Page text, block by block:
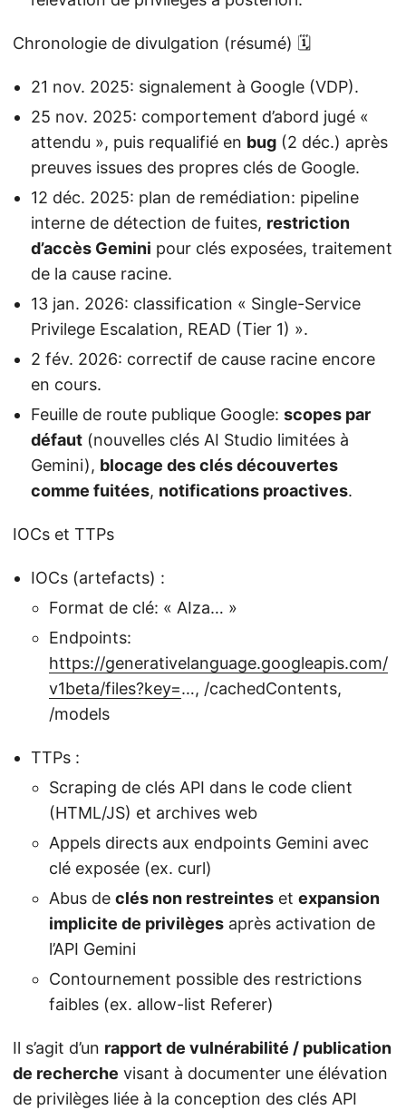
Chronologie de divulgation (résumé) 🗓️
21 nov. 2025: signalement à Google (VDP).
25 nov. 2025: comportement d’abord jugé «
attendu », puis requalifié en bug (2 déc.) après
preuves issues des propres clés de Google.
12 déc. 2025: plan de remédiation: pipeline
interne de détection de fuites, restriction
d’accès Gemini pour clés exposées, traitement
de la cause racine.
13 jan. 2026: classification « Single-Service
Privilege Escalation, READ (Tier 1) ».
2 fév. 2026: correctif de cause racine encore
en cours.
Feuille de route publique Google: scopes par
défaut (nouvelles clés AI Studio limitées à
Gemini), blocage des clés découvertes
comme fuitées, notifications proactives.
IOCs et TTPs
IOCs (artefacts) :
Format de clé: « AIza… »
Endpoints:
https://generativelanguage.googleapis.com/
v1beta/files?key=…, /cachedContents,
/models
TTPs :
Scraping de clés API dans le code client
(HTML/JS) et archives web
Appels directs aux endpoints Gemini avec
clé exposée (ex. curl)
Abus de clés non restreintes et expansion
implicite de privilèges après activation de
l’API Gemini
Contournement possible des restrictions
faibles (ex. allow-list Referer)
Il s’agit d’un rapport de vulnérabilité / publication
de recherche visant à documenter une élévation
de privilèges liée à la conception des clés API